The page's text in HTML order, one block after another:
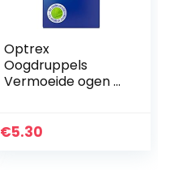
Optrex
Oogdruppels
Vermoeide ogen –
€5.30